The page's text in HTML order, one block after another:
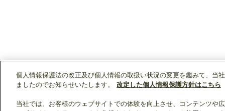
個人情報保護法の改正及び個人情報の取扱い状況の変更を鑑みて、当
ましたのでお知らせいたします。
改定した個人情報保護方針はこちら
当社では、お客様のウェブサイトでの体験を向上させ、コンテンツや